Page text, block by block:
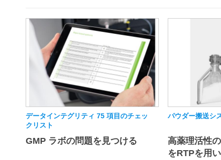
データインテグリティ 75 項目のチェッ
クリスト
GMP ラボの問題を見つける
パウダー搬送シ
高薬理活性
をRTPを用